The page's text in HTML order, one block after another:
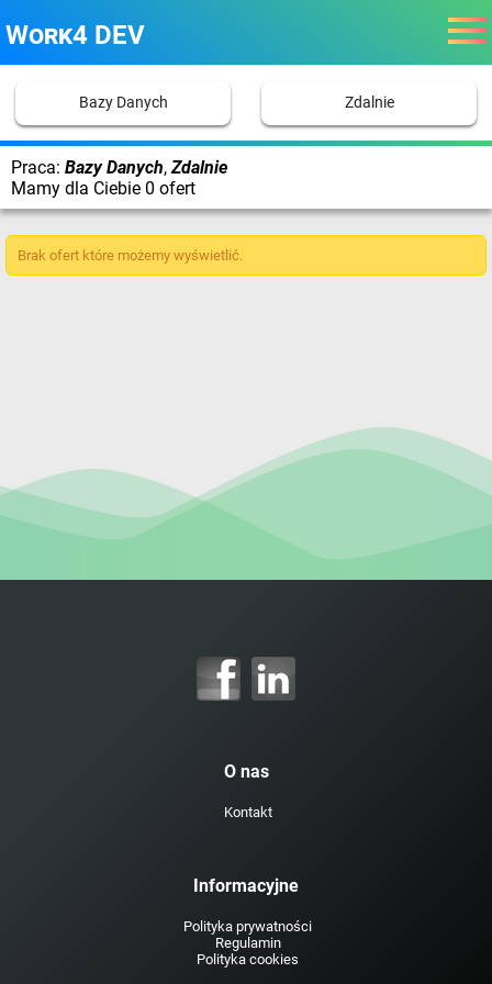
Work4 DEV
Bazy Danych Zdalnie
Praca: Bazy Danych, Zdalnie
Mamy dla Ciebie 0 ofert
Brak ofert które możemy wyświetlić.
O nas
Kontakt
Informacyjne
Polityka prywatności
Regulamin
Polityka cookies